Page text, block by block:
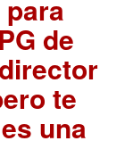
de
te
una